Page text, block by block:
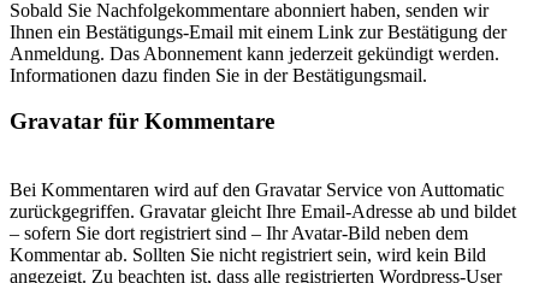
Sobald Sie Nachfolgekommentare abonniert haben, senden wir
Ihnen ein Bestätigungs-Email mit einem Link zur Bestätigung der
Anmeldung. Das Abonnement kann jederzeit gekündigt werden.
Informationen dazu finden Sie in der Bestätigungsmail.
Gravatar für Kommentare
Bei Kommentaren wird auf den Gravatar Service von Auttomatic
zurückgegriffen. Gravatar gleicht Ihre Email-Adresse ab und bildet
– sofern Sie dort registriert sind – Ihr Avatar-Bild neben dem
Kommentar ab. Sollten Sie nicht registriert sein, wird kein Bild
angezeigt. Zu beachten ist, dass alle registrierten Wordpress-User